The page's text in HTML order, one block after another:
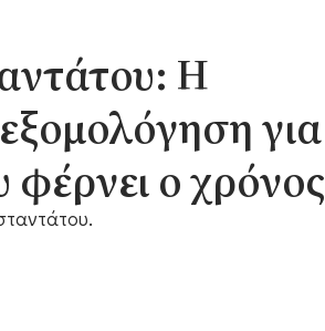
Η
για
ο χρόνος